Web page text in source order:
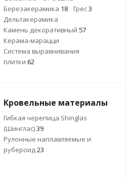
Березакерамика 18 Грес3
Дельтакерамика
Камень декоративный 57
Керама-марацци
Система выравнивания
плитки 62
Кровельные материалы
Гибкая черепица Shinglas
(Шинглас)39
Рулонные наплавляемые и
рубероид23